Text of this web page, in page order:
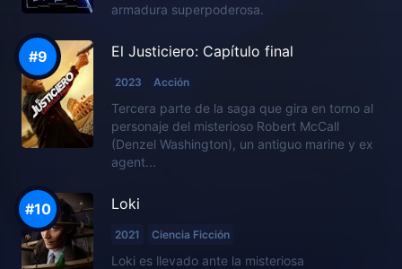
armadura superpoderosa.
El Justiciero: Capítulo final
2023 Acción
Tercera parte de la saga que gira en torno al
personaje del misterioso Robert McCall
(Denzel Washington), un antiguo marine y ex
agent...
Loki
2021 Ciencia Ficción
Loki es llevado ante la misteriosa